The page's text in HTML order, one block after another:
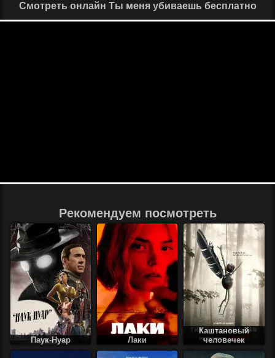
Смотреть онлайн Ты меня убиваешь бесплатно
Рекомендуем посмотреть
Паук-Нуар Лаки
Каштановый
человечек